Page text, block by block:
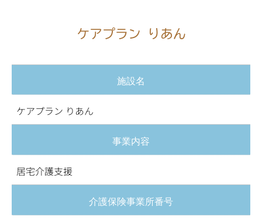
ケアプラン りあん
施設名
ケアプラン りあん
事業内容
居宅介護支援
介護保険事業所番号